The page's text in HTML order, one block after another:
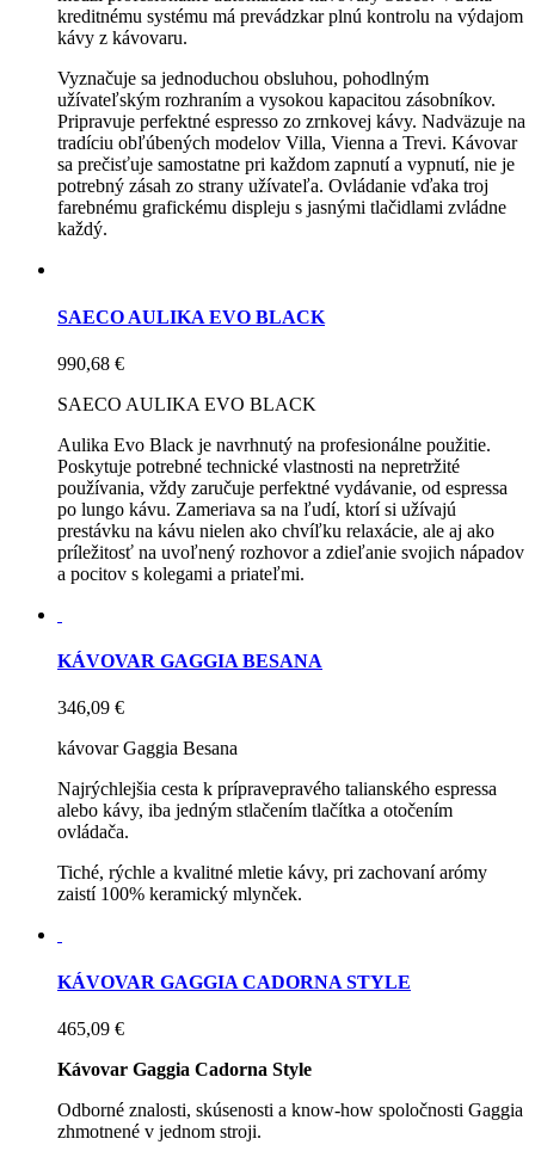
kreditnému systému má prevádzkar plnú kontrolu na výdajom
kávy z kávovaru.
Vyznačuje sa jednoduchou obsluhou, pohodlným
užívateľským rozhraním a vysokou kapacitou zásobníkov.
Pripravuje perfektné espresso zo zrnkovej kávy. Nadväzuje na
tradíciu obľúbených modelov Villa, Vienna a Trevi. Kávovar
sa prečisťuje samostatne pri každom zapnutí a vypnutí, nie je
potrebný zásah zo strany užívateľa. Ovládanie vďaka troj
farebnému grafickému displeju s jasnými tlačidlami zvládne
každý.
SAECO AULIKA EVO BLACK
990,68 €
SAECO AULIKA EVO BLACK
Aulika Evo Black je navrhnutý na profesionálne použitie.
Poskytuje potrebné technické vlastnosti na nepretržité
používania, vždy zaručuje perfektné vydávanie, od espressa
po lungo kávu. Zameriava sa na ľudí, ktorí si užívajú
prestávku na kávu nielen ako chvíľku relaxácie, ale aj ako
príležitosť na uvoľnený rozhovor a zdieľanie svojich nápadov
a pocitov s kolegami a priateľmi.
KÁVOVAR GAGGIA BESANA
346,09 €
kávovar Gaggia Besana
Najrýchlejšia cesta k prípravepravého talianského espressa
alebo kávy, iba jedným stlačením tlačítka a otočením
ovládača.
Tiché, rýchle a kvalitné mletie kávy, pri zachovaní arómy
zaistí 100% keramický mlynček.
KÁVOVAR GAGGIA CADORNA STYLE
465,09 €
Kávovar Gaggia Cadorna Style
Odborné znalosti, skúsenosti a know-how spoločnosti Gaggia
zhmotnené v jednom stroji.